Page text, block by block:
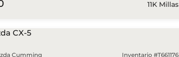
11K Millas
Cumming Inventario #T661176